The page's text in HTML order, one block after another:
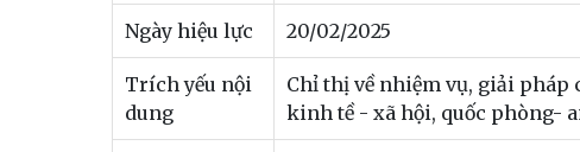
Ngày hiệu lực 20/02/2025
Trích yếu nội
dung
Chỉ thị về nhiệm vụ, giải pháp
kinh tề - xã hội, quốc phòng-